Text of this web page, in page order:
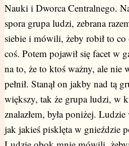
Nauki i Dworca Centralnego.
spora grupa ludzi, zebrana
siebie i mówili, żeby robił to
coś. Potem pojawił się facet w
na to, że to ktoś ważny, ale nie
pełnił. Stanął on jakby nad tą
większy, tak że grupa ludzi, w
znalazłem, była poniżej.
jak jakieś pisklęta w gnieździe